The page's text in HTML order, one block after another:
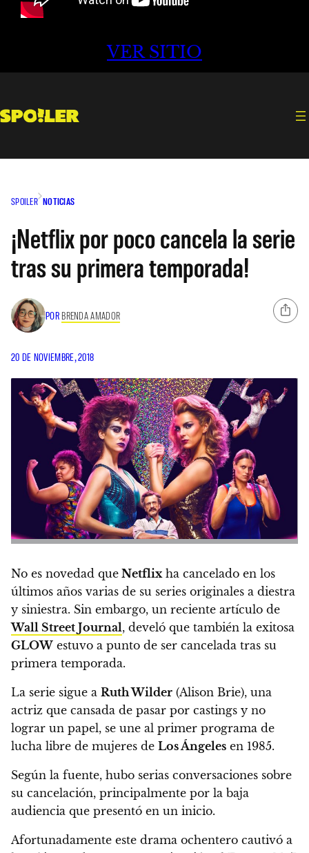
VER SITIO
SPOILER NOTICIAS
¡Netflix por poco cancela la serie
tras su primera temporada!
POR BRENDA AMADOR
20 DE NOVIEMBRE, 2018
No es novedad que Netflixha cancelado en los
últimos años varias de su series originales a diestra
y siniestra. Sin embargo, un reciente artículo de
Wall Street Journal, develó que también la exitosa
GLOW estuvo a punto de ser cancelada tras su
primera temporada.
La serie sigue a Ruth Wilder (Alison Brie), una
actriz que cansada de pasar por castings y no
lograr un papel, se une al primer programa de
lucha libre de mujeres de Los Ángeles en 1985.
Según la fuente, hubo serias conversaciones sobre
su cancelación, principalmente por la baja
audiencia que presentó en un inicio.
Afortunadamente este drama ochentero cautivó a